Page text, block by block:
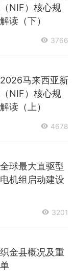
NIF）核心规
读（下）
3766
2026马来西亚新
NIF）核心规
读（上）
4678
球最大直驱型
机组启动建设
3201
金县概况及重